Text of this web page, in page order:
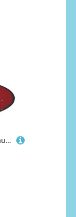
BREAUX Roter Weihnachtsbaum-Druck, Halloween-Hexen- und Zaubererhut, Hexenkostüm für Themendekoration, Halloween-Party